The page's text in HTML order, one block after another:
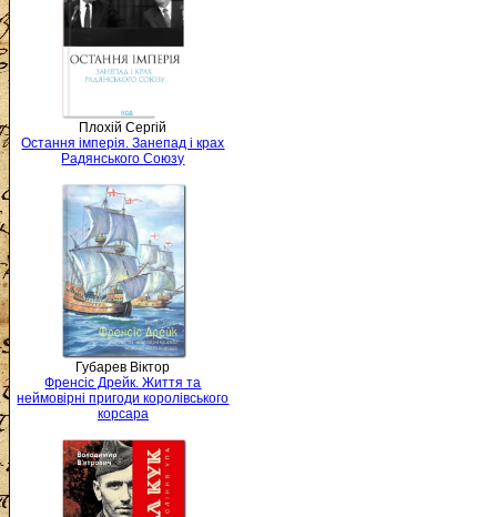
Плохій Сергій
Остання імперія. Занепад і крах
Радянського Союзу
Губарев Віктор
Френсіс Дрейк. Життя та
неймовірні пригоди королівського
корсара